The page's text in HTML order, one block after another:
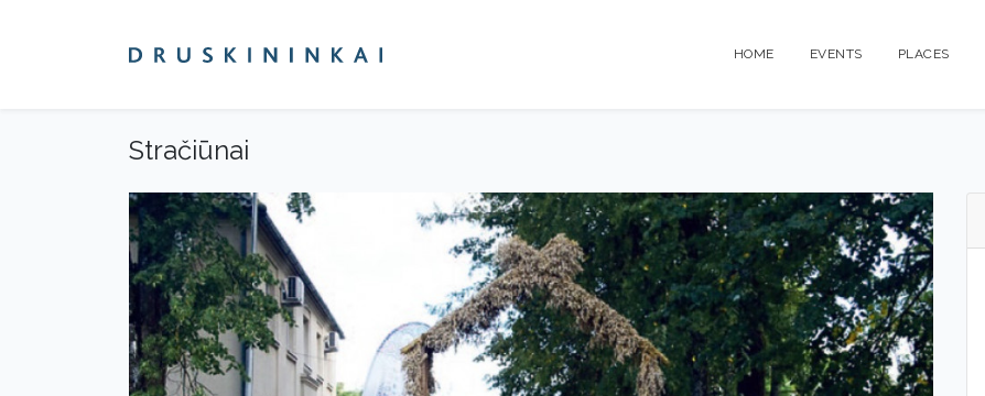
HOME EVENTS PLACES
Stračiūnai